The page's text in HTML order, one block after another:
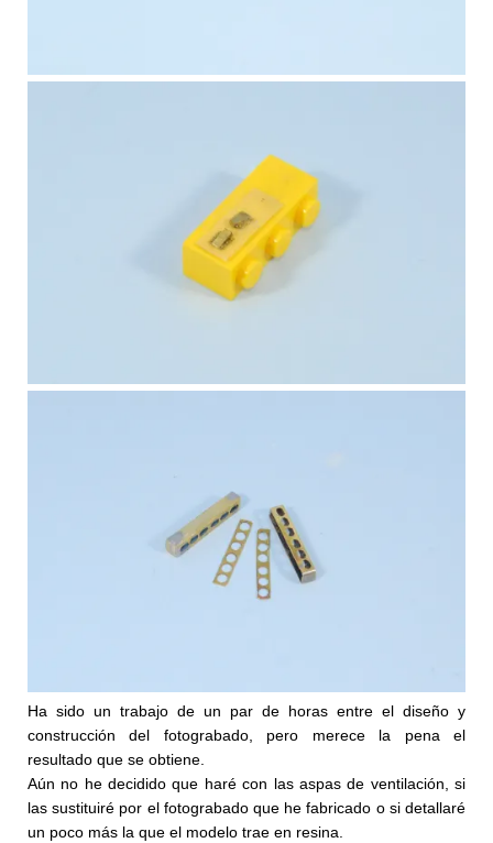
Ha sido un trabajo de un par de horas entre el diseño y
construcción del fotograbado, pero merece la pena el
resultado que se obtiene.
Aún no he decidido que haré con las aspas de ventilación, si
las sustituiré por el fotograbado que he fabricado o si detallaré
un poco más la que el modelo trae en resina.